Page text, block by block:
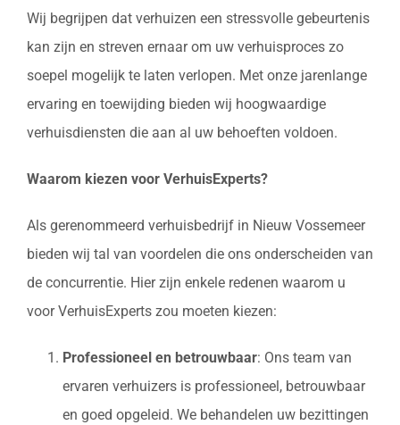
Wij begrijpen dat verhuizen een stressvolle gebeurtenis
kan zijn en streven ernaar om uw verhuisproces zo
soepel mogelijk te laten verlopen. Met onze jarenlange
ervaring en toewijding bieden wij hoogwaardige
verhuisdiensten die aan al uw behoeften voldoen.
Waarom kiezen voor VerhuisExperts?
Als gerenommeerd verhuisbedrijf in Nieuw Vossemeer
bieden wij tal van voordelen die ons onderscheiden van
de concurrentie. Hier zijn enkele redenen waarom u
voor VerhuisExperts zou moeten kiezen:
Professioneel en betrouwbaar: Ons team van
ervaren verhuizers is professioneel, betrouwbaar
en goed opgeleid. We behandelen uw bezittingen